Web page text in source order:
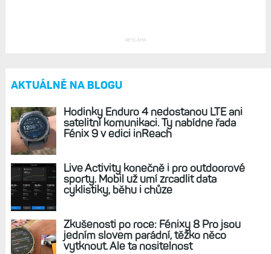
REKLAMA
AKTUÁLNĚ NA BLOGU
Hodinky Enduro 4 nedostanou LTE ani
satelitní komunikaci. Ty nabídne řada
Fénix 9 v edici inReach
Live Activity konečně i pro outdoorové
sporty. Mobil už umí zrcadlit data
cyklistiky, běhu i chůze
Zkušenosti po roce: Fénixy 8 Pro jsou
jedním slovem parádní, těžko něco
vytknout. Ale ta nositelnost